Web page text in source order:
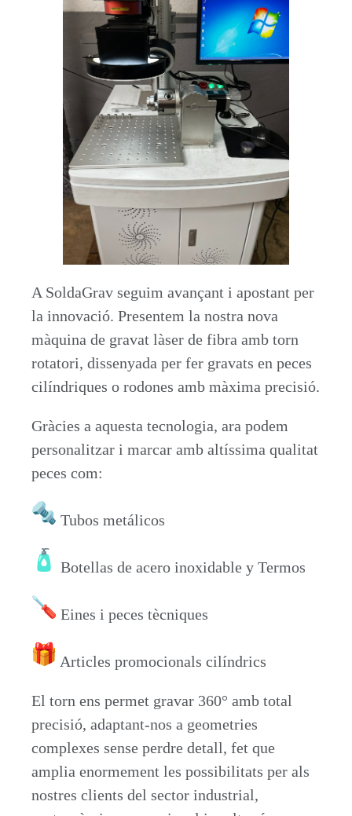
A SoldaGrav seguim avançant i apostant per
la innovació. Presentem la nostra nova
màquina de gravat làser de fibra amb torn
rotatori, dissenyada per fer gravats en peces
cilíndriques o rodones amb màxima precisió.
Gràcies a aquesta tecnologia, ara podem
personalitzar i marcar amb altíssima qualitat
peces com:
Tubos metálicos
Botellas de acero inoxidable y Termos
Eines i peces tècniques
Articles promocionals cilíndrics
El torn ens permet gravar 360° amb total
precisió, adaptant-nos a geometries
complexes sense perdre detall, fet que
amplia enormement les possibilitats per als
nostres clients del sector industrial,